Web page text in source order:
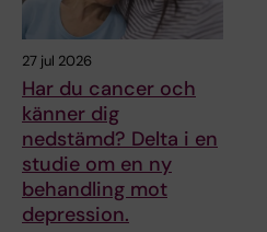
27 jul 2026
Har du cancer och
känner dig
nedstämd? Delta i en
studie om en ny
behandling mot
depression.